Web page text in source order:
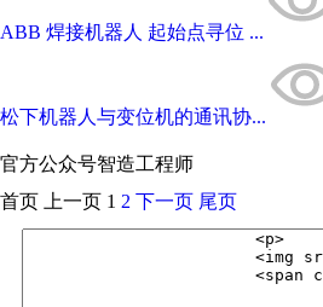
ABB 焊接机器人 起始点寻位 ...
松下机器人与变位机的通讯协...
官方公众号智造工程师
首页 上一页 1 2 下一页 尾页